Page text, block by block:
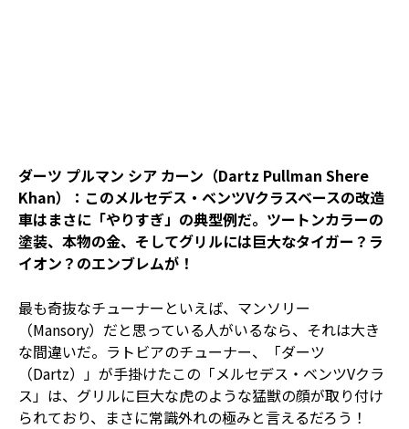
ダーツ プルマン シア カーン（Dartz Pullman Shere
Khan）：このメルセデス・ベンツVクラスベースの改造
車はまさに「やりすぎ」の典型例だ。ツートンカラーの
塗装、本物の金、そしてグリルには巨大なタイガー？ラ
イオン？のエンブレムが！
最も奇抜なチューナーといえば、マンソリー
（Mansory）だと思っている人がいるなら、それは大き
な間違いだ。ラトビアのチューナー、「ダーツ
（Dartz）」が手掛けたこの「メルセデス・ベンツVクラ
ス」は、グリルに巨大な虎のような猛獣の顔が取り付け
られており、まさに常識外れの極みと言えるだろう！